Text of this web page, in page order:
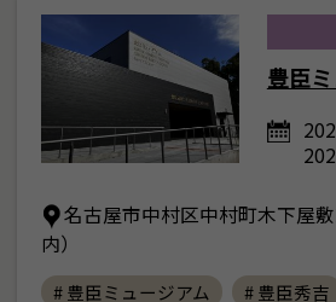
豊臣
名古屋市中村区中村町木下屋
内）
# 豊臣ミュージアム # 豊臣秀吉